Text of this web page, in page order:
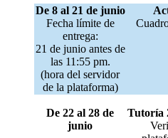
De 8 al 21 de junio
Fecha límite de
entrega:
21 de junio antes de
las 11:55 pm.
(hora del servidor
de la plataforma)
De 22 al 28 de
junio
Tutoría